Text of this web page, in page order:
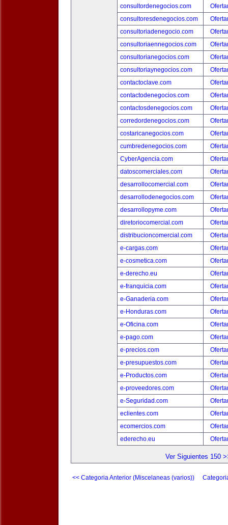
consultordenegocios.com
consultoresdenegocios.com
consultoriadenegocio.com
consultoriaennegocios.com
consultorianegocios.com
consultoriaynegocios.com
contactoclave.com
contactodenegocios.com
contactosdenegocios.com
corredordenegocios.com
costaricanegocios.com
cumbredenegocios.com
CyberAgencia.com
datoscomerciales.com
desarrollocomercial.com
desarrollodenegocios.com
desarrollopyme.com
diretoriocomercial.com
distribucioncomercial.com
e-cargas.com
e-cosmetica.com
e-derecho.eu
e-franquicia.com
e-Ganaderia.com
e-Honduras.com
e-Oficina.com
e-pago.com
e-precios.com
e-presupuestos.com
e-Productos.com
e-proveedores.com
e-Seguridad.com
eclientes.com
ecomercios.com
ederecho.eu
Ver Siguientes 150
<< Categoria Anterior (Miscelaneas (varios))